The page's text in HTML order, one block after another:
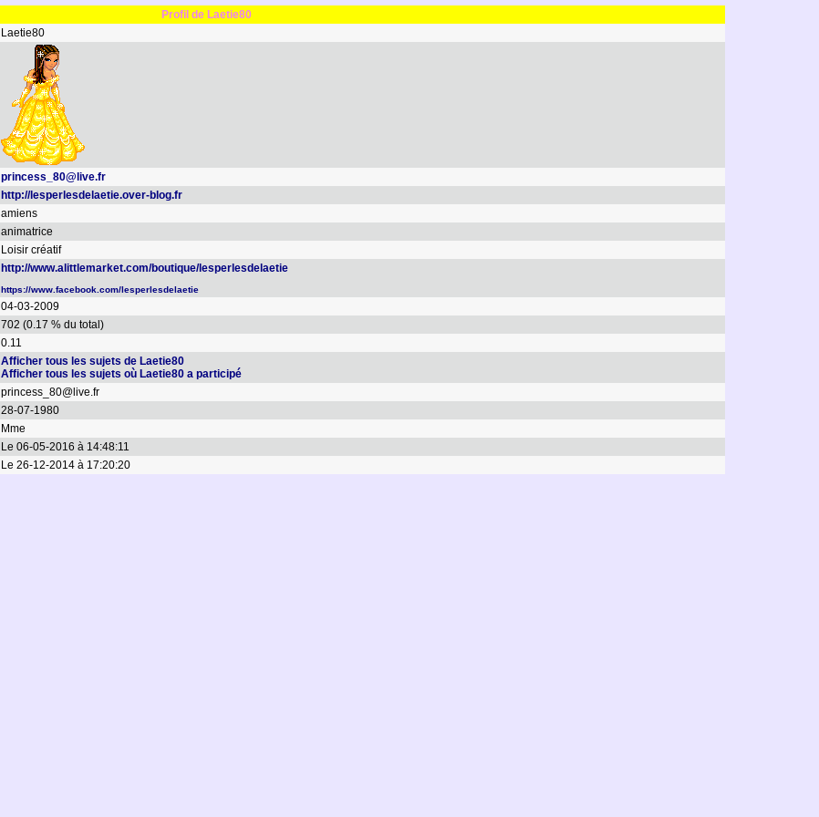
Profil de Laetie80
Laetie80
princess_80@live.fr
http://lesperlesdelaetie.over-blog.fr
amiens
animatrice
Loisir créatif
http://www.alittlemarket.com/boutique/lesperlesdelaetie
https://www.facebook.com/lesperlesdelaetie
04-03-2009
702 (0.17 % du total)
0.11
Afficher tous les sujets de Laetie80
Afficher tous les sujets où Laetie80 a participé
princess_80@live.fr
28-07-1980
Mme
Le 06-05-2016 à 14:48:11
Le 26-12-2014 à 17:20:20